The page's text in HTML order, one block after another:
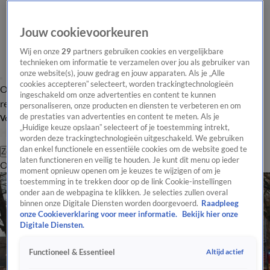
Overzicht Laatste nieuws Regionieuws Het beste van Hart
Tip de
redactie
Volg Hart van Nederland
Zoeken
OverzichtRegioUitzendingenWeerTip de redactiePanelVideo's
Jouw cookievoorkeuren
Wij en onze29 partners gebruiken cookies en vergelijkbare
technieken om informatie te verzamelen over jou als gebruiker van
onze website(s), jouw gedrag en jouw apparaten. Als je „Alle
cookies accepteren” selecteert, worden trackingtechnologieën
ingeschakeld om onze advertenties en content te kunnen
personaliseren, onze producten en diensten te verbeteren en om
de prestaties van advertenties en content te meten. Als je
„Huidige keuze opslaan” selecteert of je toestemming intrekt,
worden deze trackingtechnologieën uitgeschakeld. We gebruiken
dan enkel functionele en essentiële cookies om de website goed te
laten functioneren en veilig te houden. Je kunt dit menu op ieder
moment opnieuw openen om je keuzes te wijzigen of om je
toestemming in te trekken door op de link Cookie-instellingen
onder aan de webpagina te klikken. Je selecties zullen overal
binnen onze Digitale Diensten worden doorgevoerd. Raadpleeg
onze Cookieverklaring voor meer informatie.
Bekijk hier onze
Digitale Diensten.
Functioneel & Essentieel Altijd actief